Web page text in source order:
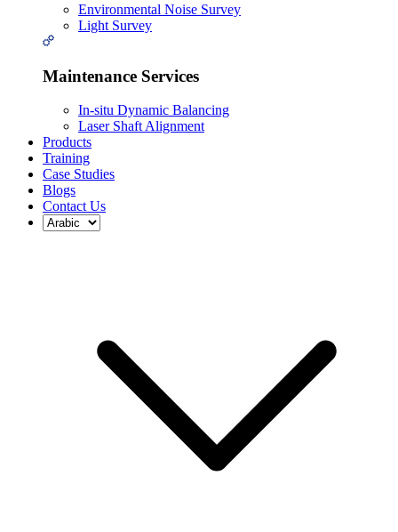
Environmental Noise Survey
Light Survey
Maintenance Services
In-situ Dynamic Balancing
Laser Shaft Alignment
Products
Training
Case Studies
Blogs
Contact Us